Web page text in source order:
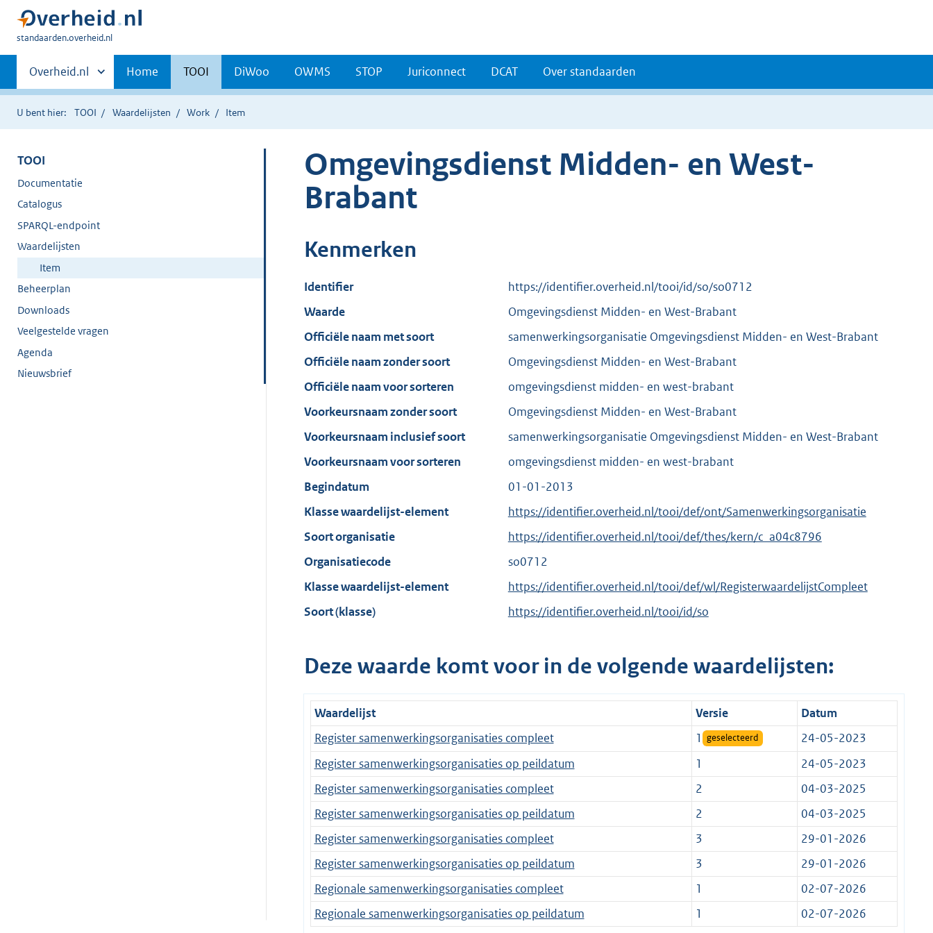
U
hier:
standaarden.overheid.nl
Primaire
navigatie
Andere
sites
binnen
Overheid.nl Home TOOI DiWoo OWMS STOP Juriconnect DCAT Over standaarden
U bent hier: TOOI Waardelijsten Work Item
TOOI
Documentatie
Catalogus
SPARQL-endpoint
Waardelijsten
Item
Beheerplan
Downloads
Veelgestelde vragen
Agenda
Nieuwsbrief
Omgevingsdienst Midden- en West-
Brabant
Kenmerken
Identifier
https://identifier.overheid.nl/tooi/id/so/so0712
Waarde
Omgevingsdienst Midden- en West-Brabant
Officiële naam met soort
samenwerkingsorganisatie Omgevingsdienst Midden- en West-Brabant
Officiële naam zonder soort
Omgevingsdienst Midden- en West-Brabant
Officiële naam voor sorteren
omgevingsdienst midden- en west-brabant
Voorkeursnaam zonder soort
Omgevingsdienst Midden- en West-Brabant
Voorkeursnaam inclusief soort
samenwerkingsorganisatie Omgevingsdienst Midden- en West-Brabant
Voorkeursnaam voor sorteren
omgevingsdienst midden- en west-brabant
Begindatum
01-01-2013
Klasse waardelijst-element
https://identifier.overheid.nl/tooi/def/ont/Samenwerkingsorganisatie
Soort organisatie
https://identifier.overheid.nl/tooi/def/thes/kern/c_a04c8796
Organisatiecode
so0712
Klasse waardelijst-element
https://identifier.overheid.nl/tooi/def/wl/RegisterwaardelijstCompleet
Soort (klasse)
https://identifier.overheid.nl/tooi/id/so
Deze waarde komt voor in de volgende waardelijsten:
Waardelijst Versie
Datum
Register samenwerkingsorganisaties compleet
1 geselecteerd
24-05-2023
Register samenwerkingsorganisaties op peildatum
1
24-05-2023
Register samenwerkingsorganisaties compleet
2
04-03-2025
Register samenwerkingsorganisaties op peildatum
2
04-03-2025
Register samenwerkingsorganisaties compleet
3
29-01-2026
Register samenwerkingsorganisaties op peildatum
3
29-01-2026
Regionale samenwerkingsorganisaties compleet
1
02-07-2026
Regionale samenwerkingsorganisaties op peildatum
1 02-07-2026